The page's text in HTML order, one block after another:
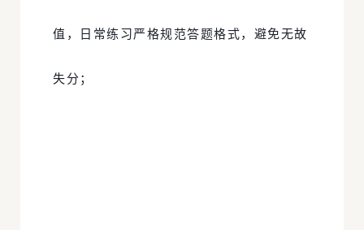
值，日常练习严格规范答题格式，避免无故
失分；